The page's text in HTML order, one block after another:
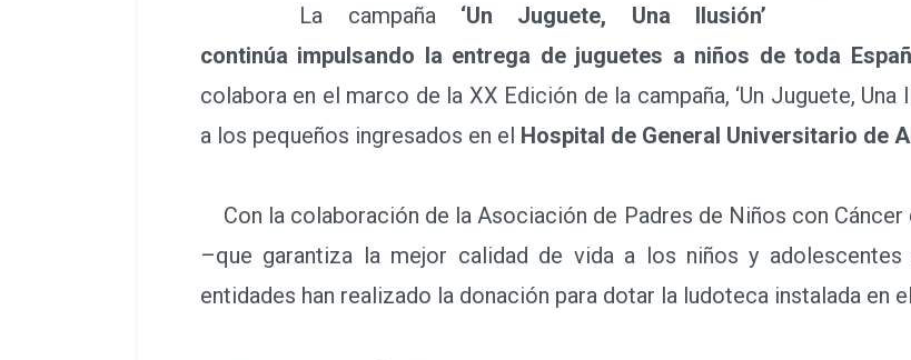
La campaña ‘Un Juguete, Una Ilusión’
continúa impulsando la entrega de juguetes a niños de toda
colabora en el marco de la XX Edición de la campaña, ‘Un Juguete, Una
a los pequeños ingresados en el Hospital de General Universitario de
Con la colaboración de la Asociación de Padres de Niños con Cáncer
–que garantiza la mejor calidad de vida a los niños y
entidades han realizado la donación para dotar la ludoteca instalada en